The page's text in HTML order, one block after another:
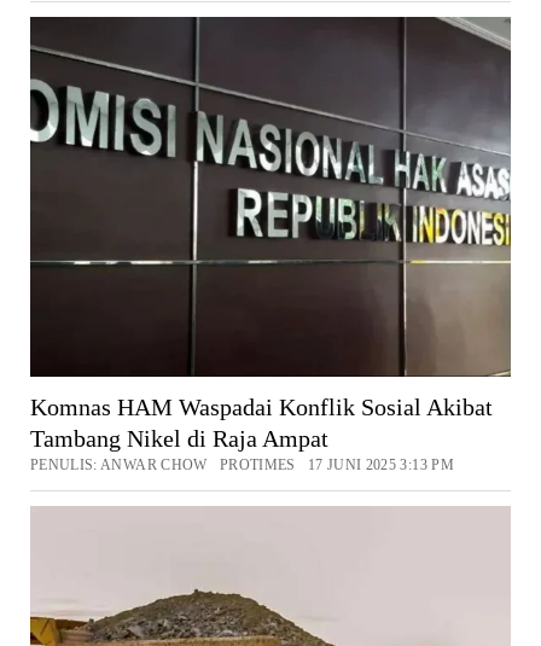
Komnas HAM Waspadai Konflik Sosial Akibat
Tambang Nikel di Raja Ampat
PENULIS: ANWAR CHOW PROTIMES 17 JUNI 2025 3:13 PM